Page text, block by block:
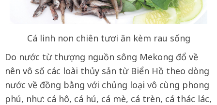
Cá linh non chiên tươi ăn kèm rau sống
Do nước từ thượng nguồn sông Mekong đổ về
nên vô số các loài thủy sản từ Biển Hồ theo dòng
nước về đồng bằng với chủng loại vô cùng phong
phú, như: cá hô, cá hú, cá mè, cá trèn, cá thác lác,